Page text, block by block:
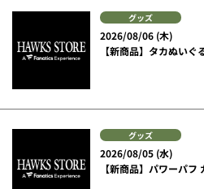
グッズ
2026/08/06 (木)
【新商品】タカぬい
グッズ
2026/08/05 (水)
【新商品】パワーパ